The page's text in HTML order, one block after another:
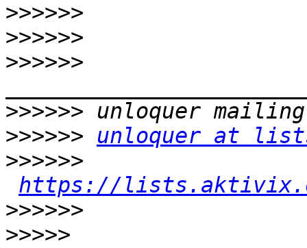
>>>>>>
>>>>>>
>>>>>>
>>>>>>
>>>>>>
unloquer at
>>>>>>
https://
>>>>>>
>>>>>